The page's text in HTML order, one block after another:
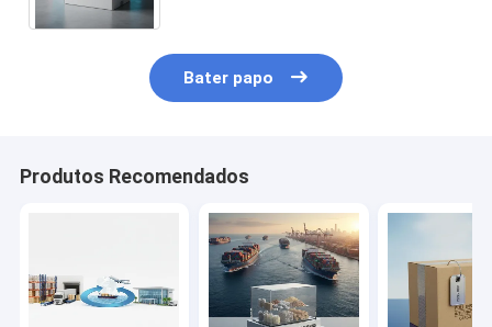
Bater papo
Produtos Recomendados